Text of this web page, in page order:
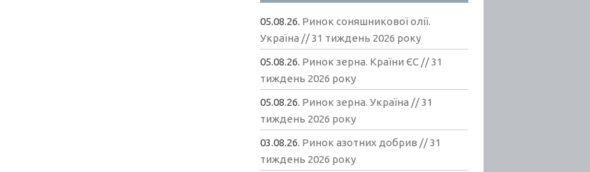
05.08.26. Ринок соняшникової олії.
Україна // 31 тиждень 2026 року
05.08.26. Ринок зерна. Країни ЄС // 31
тиждень 2026 року
05.08.26. Ринок зерна. Україна // 31
тиждень 2026 року
03.08.26. Ринок азотних добрив // 31
тиждень 2026 року